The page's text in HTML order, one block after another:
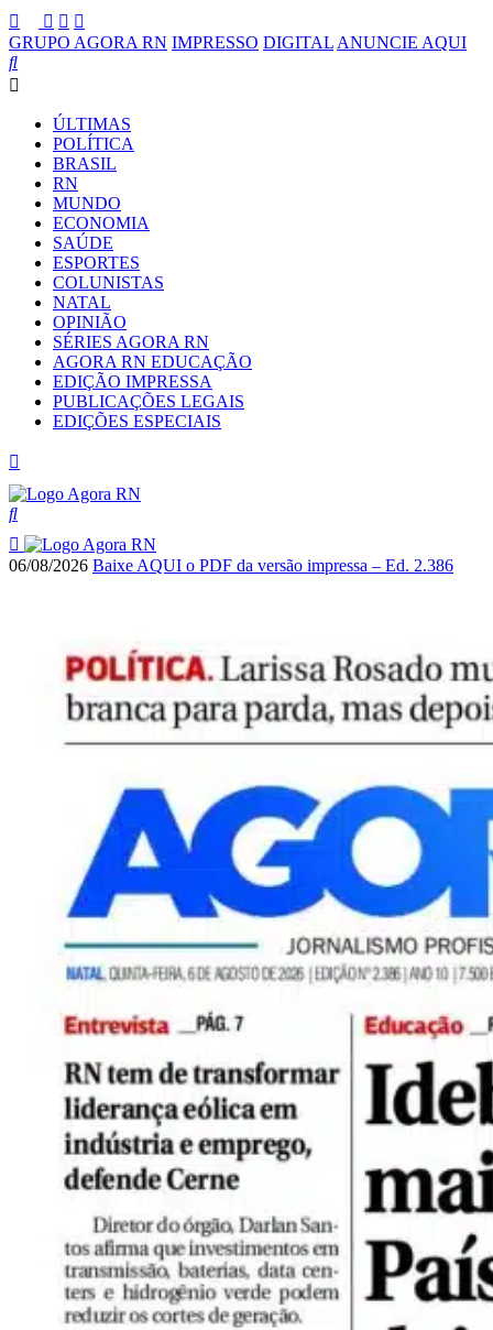
GRUPO AGORA RN IMPRESSO DIGITAL ANUNCIE AQUI
ÚLTIMAS
POLÍTICA
BRASIL
RN
MUNDO
ECONOMIA
SAÚDE
ESPORTES
COLUNISTAS
NATAL
OPINIÃO
SÉRIES AGORA RN
AGORA RN EDUCAÇÃO
EDIÇÃO IMPRESSA
PUBLICAÇÕES LEGAIS
EDIÇÕES ESPECIAIS
06/08/2026 Baixe AQUI o PDF da versão impressa – Ed. 2.386